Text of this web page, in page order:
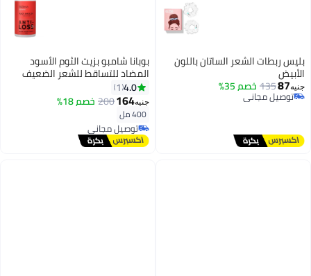
بليس ربطات الشعر الساتان باللون
الأبيض
جنيه87
135 خصم 35%
توصيل مجاني
توصيل مجاني
بوبانا شامبو بزيت الثوم الأسود
المضاد للتساقط للشعر الضعيف
والخفيف 400 مل
4.0
1
جنيه164
200 خصم 18%
400 مل
توصيل مجاني
توصيل مجاني